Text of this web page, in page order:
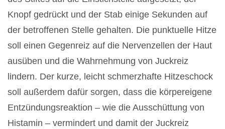
Knopf gedrückt und der Stab einige Sekunden auf
der betroffenen Stelle gehalten. Die punktuelle Hitze
soll einen Gegenreiz auf die Nervenzellen der Haut
ausüben und die Wahrnehmung von Juckreiz
lindern. Der kurze, leicht schmerzhafte Hitzeschock
soll außerdem dafür sorgen, dass die körpereigene
Entzündungsreaktion – wie die Ausschüttung von
Histamin – vermindert und damit der Juckreiz